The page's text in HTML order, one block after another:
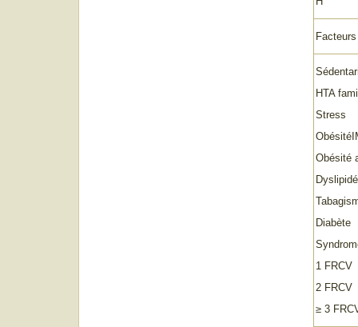
HTA
Stress
Obésité
Diabète
1 FRCV
2 FRCV
≥ 3